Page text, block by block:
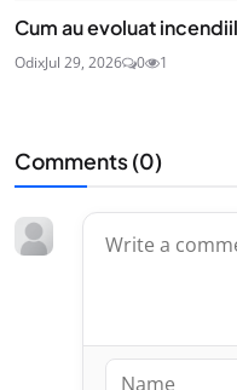
Cum au evoluat
OdixJul 29, 2026 0 1
Comments (0)